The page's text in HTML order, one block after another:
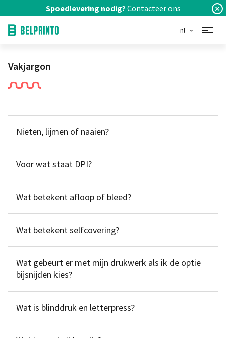
Spoedlevering nodig? Contacteer ons
nl
Vakjargon
Nieten, lijmen of naaien?
Voor wat staat DPI?
Wat betekent afloop of bleed?
Wat betekent selfcovering?
Wat gebeurt er met mijn drukwerk als ik de optie
bijsnijden kies?
Wat is blinddruk en letterpress?